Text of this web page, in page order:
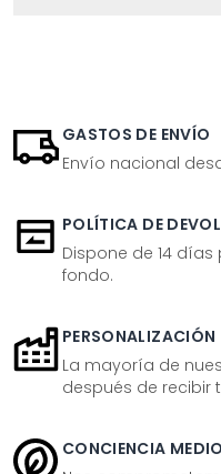
GASTOS DE ENVÍO
Envío nacional
POLÍTICA DE
Dispone de 14
fondo.
PERSONALIZACIÓN
La mayoría de
después de recibir
CONCIENCIA